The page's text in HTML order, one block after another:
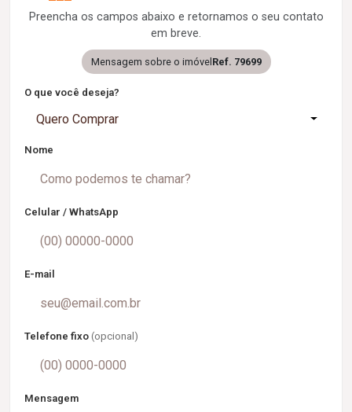
Preencha os campos abaixo e retornamos o seu contato
em breve.
Mensagem sobre o imóvelRef. 79699
O que você deseja?
Quero Comprar
Nome
Celular / WhatsApp
E-mail
Telefone fixo (opcional)
Mensagem